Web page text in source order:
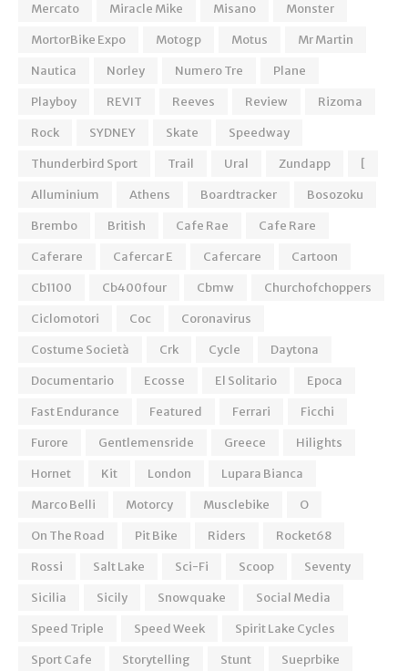
Mercato
Miracle Mike Misano
Monster
MortorBike Expo
Motogp Motus
Mr Martin
Nautica
Norley Numero Tre
Plane
Playboy
REVIT Reeves Review
Rizoma
Rock
SYDNEY Skate
Speedway
Thunderbird Sport
Trail Ural Zundapp
[
Alluminium
Athens Boardtracker
Bosozoku
Brembo
British Cafe Rae
Cafe Rare
Caferare
Cafercar E Cafercare
Cartoon
Cb1100
Cb400four Cbmw
Churchofchoppers
Ciclomotori
Coc
Coronavirus
Costume Società
Crk Cycle
Daytona
Documentario
Ecosse El Solitario
Epoca
Fast Endurance
Featured Ferrari
Ficchi
Furore
Gentlemensride Greece
Hilights
Hornet
Kit London
Lupara Bianca
Marco Belli
Motorcy Musclebike
O
On The Road
Pit Bike Riders
Rocket68
Rossi
Salt Lake Sci-Fi Scoop
Seventy
Sicilia
Sicily Snowquake
Social Media
Speed Triple
Speed Week
Spirit Lake Cycles
Sport Cafe
Storytelling Stunt
Sueprbike